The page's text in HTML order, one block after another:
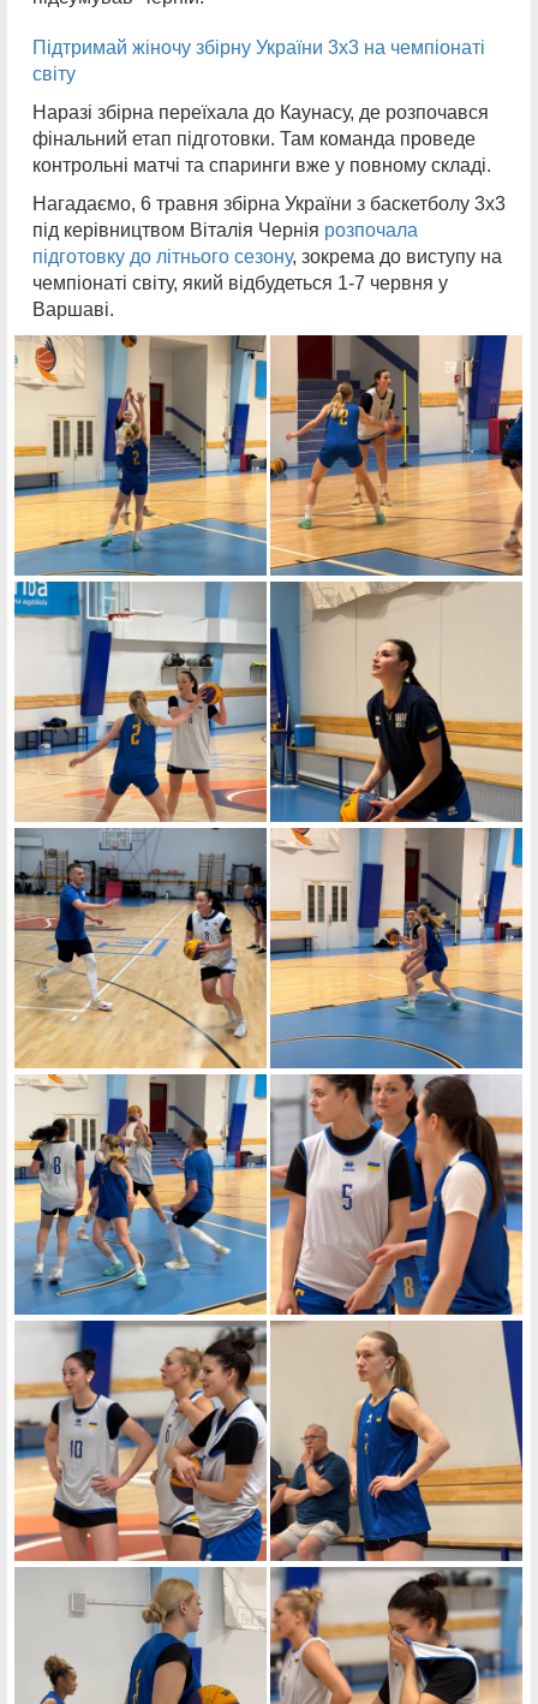
Підтримай жіночу збірну України 3х3 на чемпіонаті
світу
Наразі збірна переїхала до Каунасу, де розпочався
фінальний етап підготовки. Там команда проведе
контрольні матчі та спаринги вже у повному складі.
Нагадаємо, 6 травня збірна України з баскетболу 3х3
під керівництвом Віталія Чернія розпочала
підготовку до літнього сезону, зокрема до виступу на
чемпіонаті світу, який відбудеться 1-7 червня у
Варшаві.